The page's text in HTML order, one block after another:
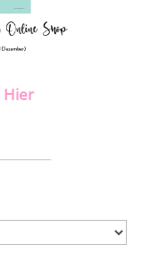
Hier